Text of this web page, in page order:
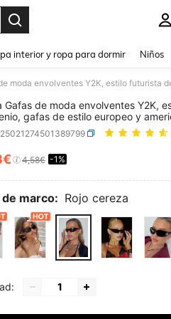
interior y ropa para dormir Niños
Gafas de moda envolventes Y2K,
gafas de estilo europeo y
integradas
AND
4,58€ -1%
marco: Rojo cereza